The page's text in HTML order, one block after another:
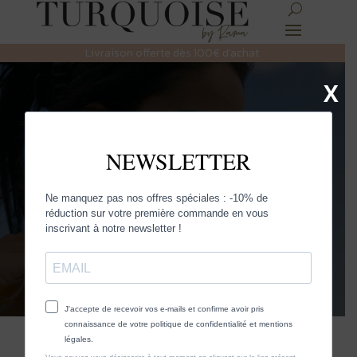
Livraison offerte dès 100€ d’achat
Fete des mères
Découvrez la sélection Turquoise et
faites rayonner la femme qui est en
X